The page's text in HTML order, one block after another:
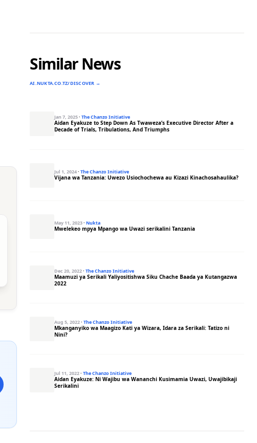
Similar News
AI.NUKTA.CO.TZ/DISCOVER →
Jan 7, 2025·The Chanzo Initiative
Aidan Eyakuze to Step Down As Twaweza’s Executive Director After a
Decade of Trials, Tribulations, And Triumphs
Jul 1, 2024·The Chanzo Initiative
Vijana wa Tanzania: Uwezo Usiochochewa au Kizazi Kinachosahaulika?
May 11, 2023·Nukta
Mwelekeo mpya Mpango wa Uwazi serikalini Tanzania
Dec 20, 2022·The Chanzo Initiative
Maamuzi ya Serikali Yaliyositishwa Siku Chache Baada ya Kutangazwa
2022
Aug 5, 2022·The Chanzo Initiative
Mkanganyiko wa Maagizo Kati ya Wizara, Idara za Serikali: Tatizo ni
Nini?
Jul 11, 2022·The Chanzo Initiative
Aidan Eyakuze: Ni Wajibu wa Wananchi Kusimamia Uwazi, Uwajibikaji
Serikalini